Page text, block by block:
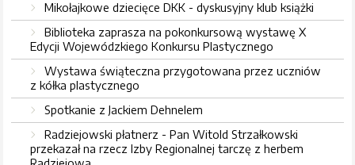
Mikołajkowe dziecięce DKK - dyskusyjny klub książki
Biblioteka zaprasza na pokonkursową wystawę X
Edycji Wojewódzkiego Konkursu Plastycznego
Wystawa świąteczna przygotowana przez uczniów
z kółka plastycznego
Spotkanie z Jackiem Dehnelem
Radziejowski płatnerz - Pan Witold Strzałkowski
przekazał na rzecz Izby Regionalnej tarczę z herbem